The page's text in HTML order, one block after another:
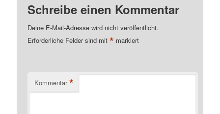
Schreibe einen Kommentar
Deine E-Mail-Adresse wird nicht veröffentlicht.
Erforderliche Felder sind mit* markiert
Kommentar *